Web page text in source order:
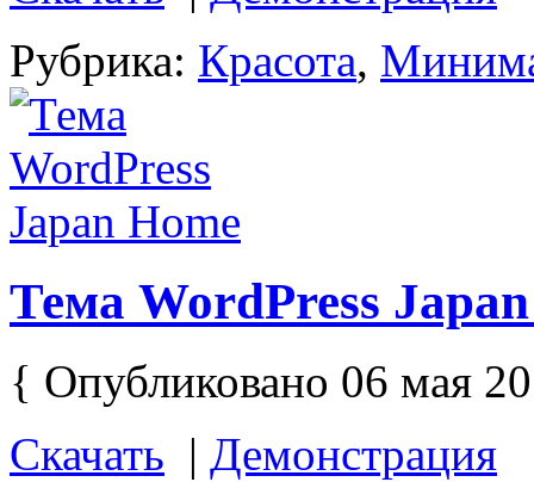
Рубрика: Красота,
Тема WordPress
{ Опубликовано 06 мая
Скачать | Демонстрация